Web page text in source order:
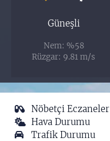
Güneşli
Nem: %58
Rüzgar: 9.81 m/s
Nöbetçi Eczaneler
Hava Durumu
Trafik Durumu